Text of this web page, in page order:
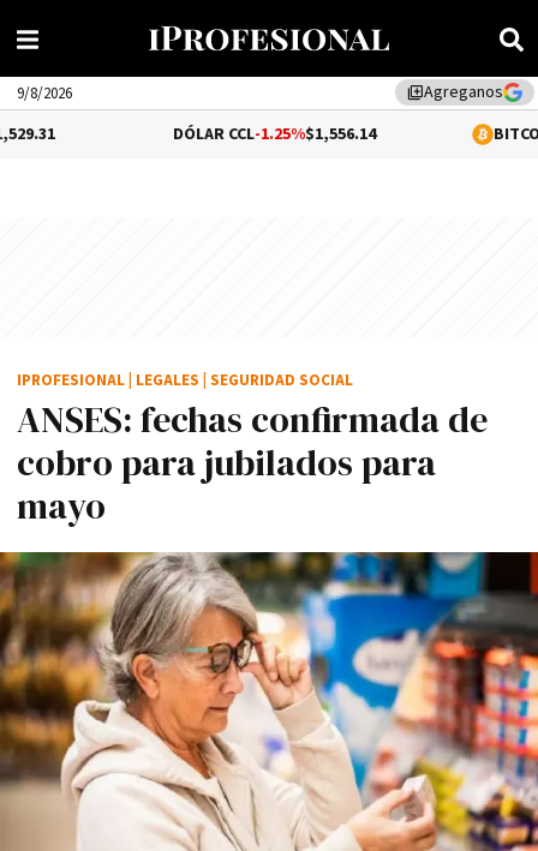
library_addAgreganos
9/8/2026
-1.25%$1,556.14 -0.06%
ANSES: fechas confirmada de
cobro para jubilados para
mayo
IPROFESIONAL LEGALES SEGURIDAD SOCIAL